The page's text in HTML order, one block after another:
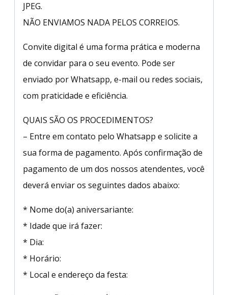
JPEG.
NÃO ENVIAMOS NADA PELOS CORREIOS.
Convite digital é uma forma prática e moderna
de convidar para o seu evento. Pode ser
enviado por Whatsapp, e-mail ou redes sociais,
com praticidade e eficiência.
QUAIS SÃO OS PROCEDIMENTOS?
– Entre em contato pelo Whatsapp e solicite a
sua forma de pagamento. Após confirmação de
pagamento de um dos nossos atendentes, você
deverá enviar os seguintes dados abaixo:
* Nome do(a) aniversariante:
* Idade que irá fazer:
* Dia:
* Horário:
* Local e endereço da festa: